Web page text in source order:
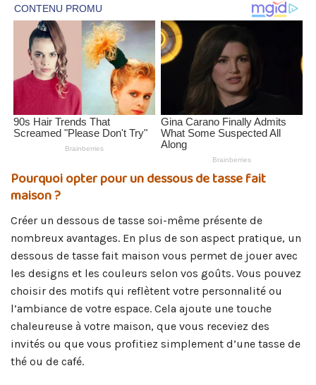
Pourquoi opter pour un dessous de tasse fait
maison ?
Créer un dessous de tasse soi-même présente de
nombreux avantages. En plus de son aspect pratique, un
dessous de tasse fait maison vous permet de jouer avec
les designs et les couleurs selon vos goûts. Vous pouvez
choisir des motifs qui reflètent votre personnalité ou
l’ambiance de votre espace. Cela ajoute une touche
chaleureuse à votre maison, que vous receviez des
invités ou que vous profitiez simplement d’une tasse de
thé ou de café.